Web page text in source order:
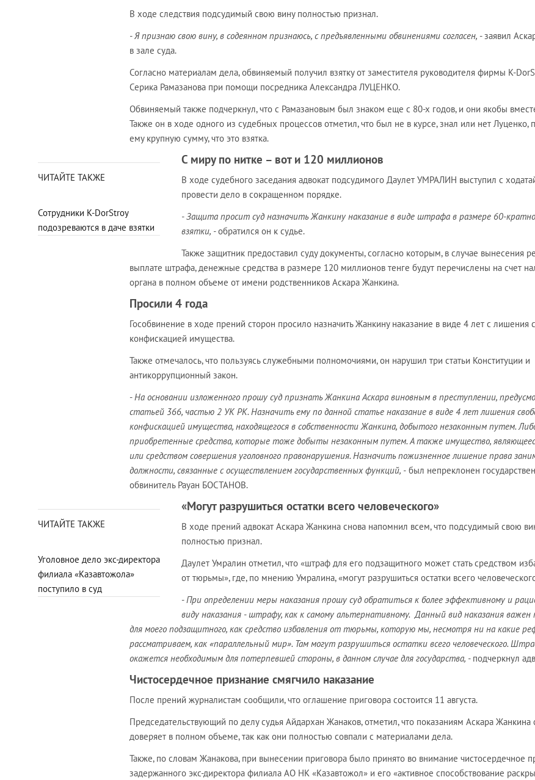
В ходе следствия подсудимый свою вину полностью признал.
- Я признаю свою вину, в содеянном признаюсь, с предъявленными обвинениями согласен, - заявил
в зале суда.
Согласно материалам дела, обвиняемый получил взятку от заместителя руководителя фирмы K-
Серика Рамазанова при помощи посредника Александра ЛУЦЕНКО.
Обвиняемый также подчеркнул, что с Рамазановым был знаком еще с 80-х годов, и они якобы
Также он в ходе одного из судебных процессов отметил, что был не в курсе, знал или нет Луценко,
ему крупную сумму, что это взятка.
ЧИТАЙТЕ ТАКЖЕ
Сотрудники K-DorStroy
подозреваются в даче взятки
С миру по нитке – вот и 120 миллионов
В ходе судебного заседания адвокат подсудимого Даулет УМРАЛИН выступил с
провести дело в сокращенном порядке.
- Защита просит суд назначить Жанкину наказание в виде штрафа в размере 60-
взятки, -обратился он к судье.
Также защитник предоставил суду документы, согласно которым, в случае вынесения
выплате штрафа, денежные средства в размере 120 миллионов тенге будут перечислены на счет
органа в полном объеме от имени родственников Аскара Жанкина.
Просили 4 года
Гособвинение в ходе прений сторон просило назначить Жанкину наказание в виде 4 лет с лишения
конфискацией имущества.
Также отмечалось, что пользуясь служебными полномочиями, он нарушил три статьи Конституции и
антикоррупционный закон.
-На основании изложенного прошу суд признать Жанкина Аскара виновным в преступлении,
статьей 366, частью 2 УК РК. Назначить ему по данной статье наказание в виде 4 лет лишения
конфискацией имущества, находящегося в собственности Жанкина, добытого незаконным путем.
приобретенные средства, которые тоже добыты незаконным путем. А также имущество,
или средством совершения уголовного правонарушения. Назначить пожизненное лишение права
должности, связанные с осуществлением государственных функций, - был непреклонен
обвинитель Рауан БОСТАНОВ.
ЧИТАЙТЕ ТАКЖЕ
Уголовное дело экс-директора
филиала «Казавтожола»
поступило в суд
«Могут разрушиться остатки всего человеческого»
В ходе прений адвокат Аскара Жанкина снова напомнил всем, что подсудимый свою
полностью признал.
Даулет Умралин отметил, что «штраф для его подзащитного может стать средством
от тюрьмы», где, по мнению Умралина, «могут разрушиться остатки всего
-При определении меры наказания прошу суд обратиться к более эффективному и
виду наказания - штрафу, как к самому альтернативному. Данный вид наказания важен
для моего подзащитного, как средство избавления от тюрьмы, которую мы, несмотря ни на какие
рассматриваем, как «параллельный мир». Там могут разрушиться остатки всего человеческого.
окажется необходимым для потерпевшей стороны, в данном случае для государства, - подчеркнул
Чистосердечное признание смягчило наказание
После прений журналистам сообщили, что оглашение приговора состоится 11 августа.
Председательствующий по делу судья Айдархан Жанаков, отметил, что показаниям Аскара Жанкина
доверяет в полном объеме, так как они полностью совпали с материалами дела.
Также, по словам Жанакова, при вынесении приговора было принято во внимание чистосердечное
задержанного экс-директора филиала АО НК «Казавтожол» и его «активное способствование